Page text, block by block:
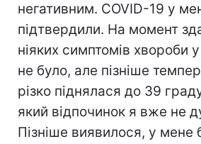
негативним. COVID-19 у
підтвердили. На момент
ніяких симптомів хвороби
не було, але пізніше
різко піднялася до 39
який відпочинок я вже не
Пізніше виявилося, у мене